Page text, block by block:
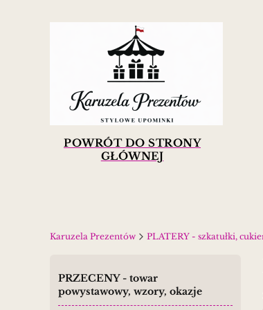
POWRÓT DO STRONY
GŁÓWNEJ
Karuzela Prezentów PLATERY - szkatułki,
PRZECENY - towar
powystawowy, wzory, okazje